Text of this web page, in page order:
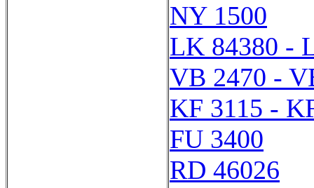
NY 1500
LK 84380 -
VB 2470 -
KF 3115 -
FU 3400
RD 46026